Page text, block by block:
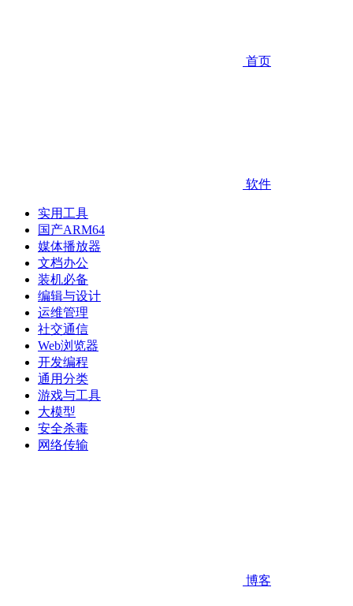
首页
软件
实用工具
国产ARM64
媒体播放器
文档办公
装机必备
编辑与设计
运维管理
社交通信
Web浏览器
开发编程
通用分类
游戏与工具
大模型
安全杀毒
网络传输
博客